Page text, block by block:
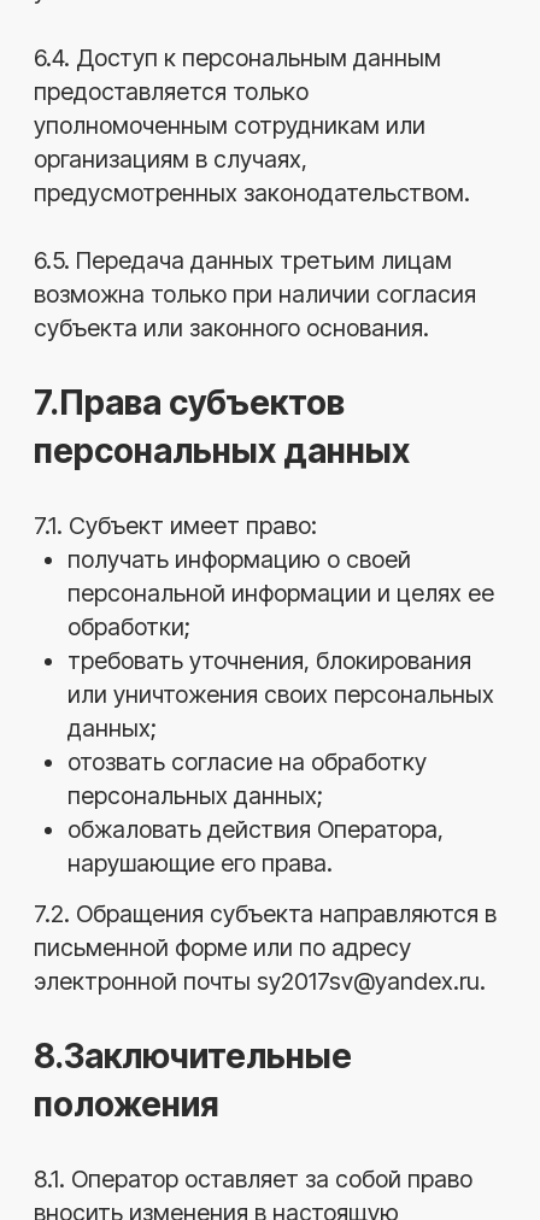
25.12.2025
Ремонт блока цилиндров
дизельных автомобилей
и советы
Зимой дизельные автомобили
часто сталкиваются с
серьезными поломками блока
цилиндров из-за низких
температур, конденсата ...
18.12.2025
Почему прогорают поршни
на дизельных двигателях и
что делать
большое давление сгорания,
высокий момент и серьёзные
температурные реж ...